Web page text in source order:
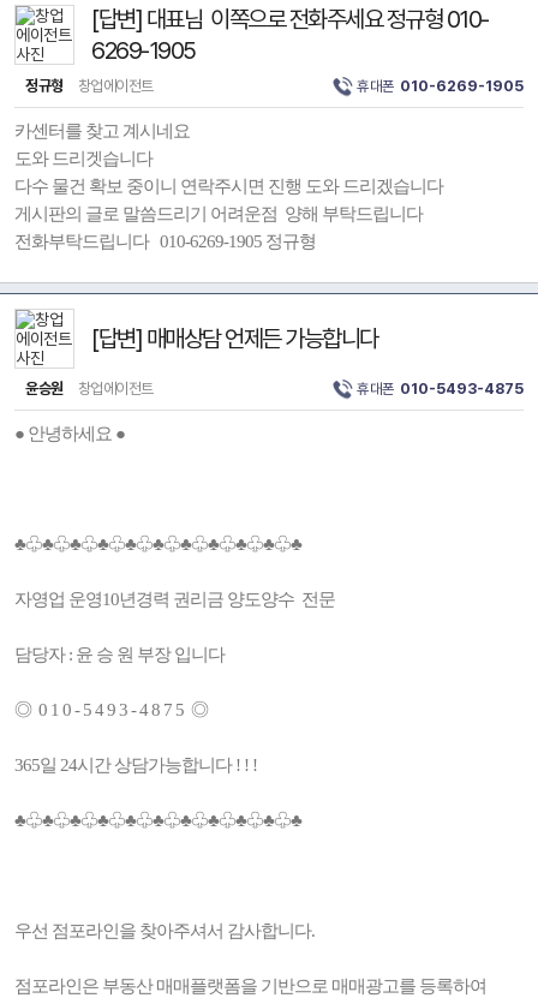
[답변] 대표님 이쪽으로 전화주세요 정규형 010-
6269-1905
정규형 창업에이전트 휴대폰 010-6269-1905
카센터를 찾고 계시네요
도와 드리겟습니다
다수 물건 확보 중이니 연락주시면 진행 도와 드리겠습니다
게시판의 글로 말씀드리기 어려운점 양해 부탁드립니다
전화부탁드립니다 010-6269-1905 정규형
[답변] 매매상담 언제든 가능합니다
윤승원 창업에이전트 휴대폰 010-5493-4875
● 안녕하세요 ●
♣♧♣♧♣♧♣♧♣♧♣♧♣♧♣♧♣♧♣♧♣
자영업 운영10년경력 권리금 양도양수 전문
담당자 : 윤 승 원 부장 입니다
◎ 0 1 0 - 5 4 9 3 - 4 8 7 5 ◎
365일 24시간 상담가능합니다 ! ! !
♣♧♣♧♣♧♣♧♣♧♣♧♣♧♣♧♣♧♣♧♣
우선 점포라인을 찾아주셔서 감사합니다.
점포라인은 부동산 매매플랫폼을 기반으로 매매광고를 등록하여